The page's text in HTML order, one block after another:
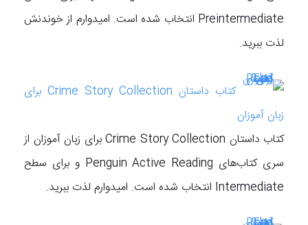
Preintermediate انتخاب شده است. امیدوارم از خوندنش
لذت ببرید.
کتاب داستان Crime Story Collection برای
زبان آموزان
کتاب داستان Crime Story Collection برای زبان آموزان از
سری کتاب‌های Penguin Active Reading و برای سطح
Intermediate انتخاب شده است. امیدوارم لذت ببرید.